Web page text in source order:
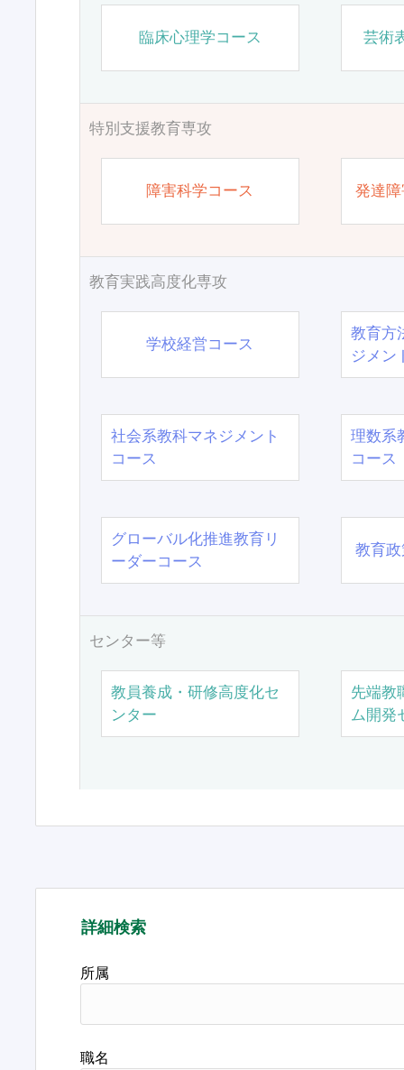
臨床心理学コース 芸術
特別支援教育専攻
障害科学コース 発達
教育実践高度化専攻
学校経営コース
教育方
ジメン
社会系教科マネジメント
コース
理数系
コース
グローバル化推進教育リ
ーダーコース
教育
センター等
教員養成・研修高度化セ
ンター
先端教
ム開発
詳細検索
所属
職名